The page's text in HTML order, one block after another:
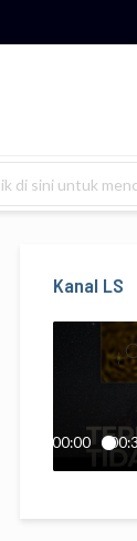
Kanal LS